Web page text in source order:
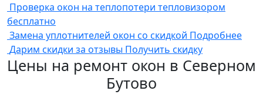
Проверка окон на теплопотери тепловизором
бесплатно
Замена уплотнителей окон со скидкой Подробнее
Дарим скидки за отзывы Получить скидку
Цены на ремонт окон в Северном
Бутово